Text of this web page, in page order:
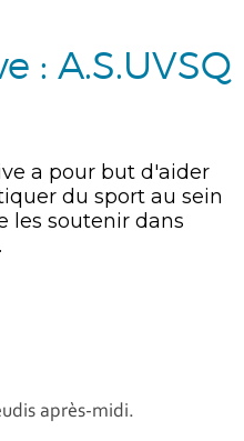
: A.S.UVSQ
a pour but d'aider
du sport au sein
les soutenir dans
après-midi.